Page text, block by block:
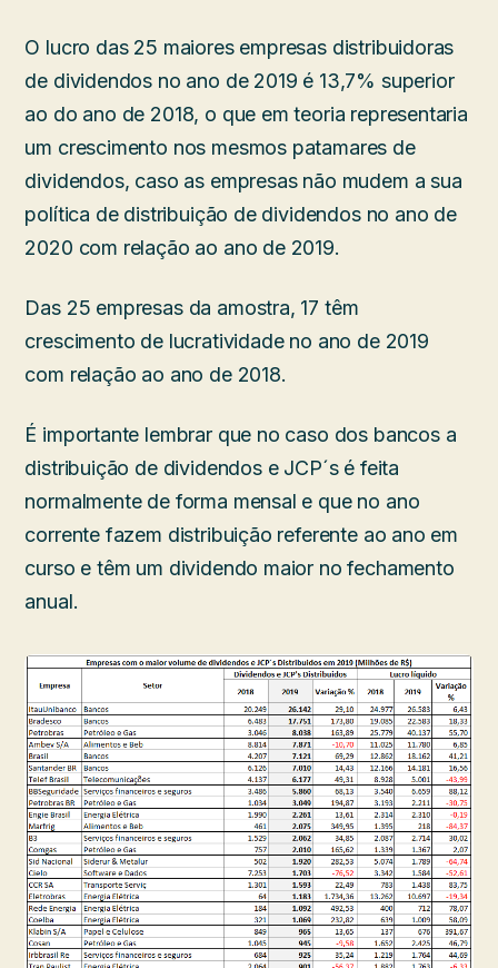
O lucro das 25 maiores empresas distribuidoras
de dividendos no ano de 2019 é 13,7% superior
ao do ano de 2018, o que em teoria representaria
um crescimento nos mesmos patamares de
dividendos, caso as empresas não mudem a sua
política de distribuição de dividendos no ano de
2020 com relação ao ano de 2019.
Das 25 empresas da amostra, 17 têm
crescimento de lucratividade no ano de 2019
com relação ao ano de 2018.
É importante lembrar que no caso dos bancos a
distribuição de dividendos e JCP´s é feita
normalmente de forma mensal e que no ano
corrente fazem distribuição referente ao ano em
curso e têm um dividendo maior no fechamento
anual.